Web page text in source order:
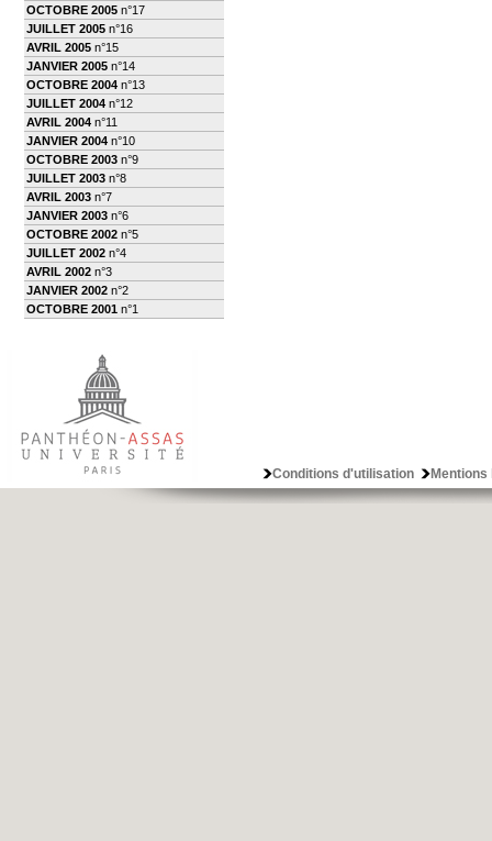
OCTOBRE 2005 n°17
JUILLET 2005 n°16
AVRIL 2005 n°15
JANVIER 2005 n°14
OCTOBRE 2004 n°13
JUILLET 2004 n°12
AVRIL 2004 n°11
JANVIER 2004 n°10
OCTOBRE 2003 n°9
JUILLET 2003 n°8
AVRIL 2003 n°7
JANVIER 2003 n°6
OCTOBRE 2002 n°5
JUILLET 2002 n°4
AVRIL 2002 n°3
JANVIER 2002 n°2
OCTOBRE 2001 n°1
Conditions d'utilisation Mentions